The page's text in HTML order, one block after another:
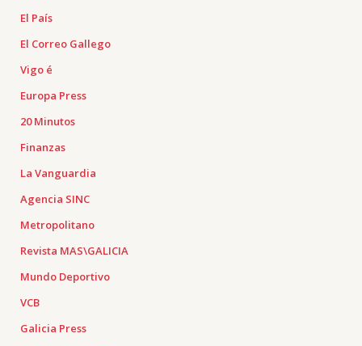
El País
El Correo Gallego
Vigo é
Europa Press
20 Minutos
Finanzas
La Vanguardia
Agencia SINC
Metropolitano
Revista MAS\GALICIA
Mundo Deportivo
VCB
Galicia Press